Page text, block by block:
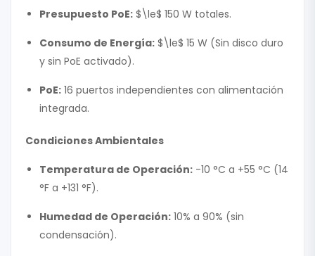
Presupuesto PoE: $\le$ 150 W totales.
Consumo de Energía: $\le$ 15 W (Sin disco duro
y sin PoE activado).
PoE: 16 puertos independientes con alimentación
integrada.
Condiciones Ambientales
Temperatura de Operación: -10 °C a +55 °C (14
°F a +131 °F).
Humedad de Operación: 10% a 90% (sin
condensación).